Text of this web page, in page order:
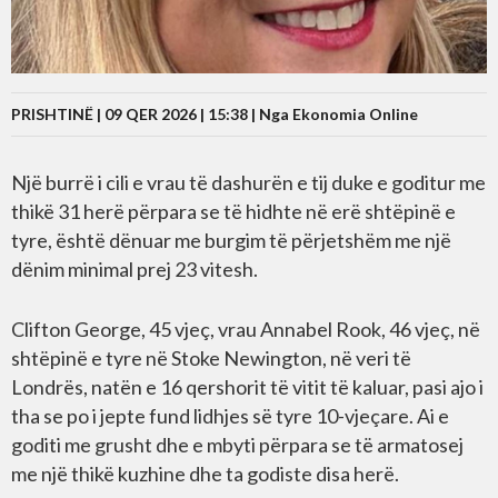
PRISHTINË | 09 QER 2026 | 15:38 | Nga Ekonomia Online
Një burrë i cili e vrau të dashurën e tij duke e goditur me
thikë 31 herë përpara se të hidhte në erë shtëpinë e
tyre, është dënuar me burgim të përjetshëm me një
dënim minimal prej 23 vitesh.
Clifton George, 45 vjeç, vrau Annabel Rook, 46 vjeç, në
shtëpinë e tyre në Stoke Newington, në veri të
Londrës, natën e 16 qershorit të vitit të kaluar, pasi ajo i
tha se po i jepte fund lidhjes së tyre 10-vjeçare. Ai e
goditi me grusht dhe e mbyti përpara se të armatosej
me një thikë kuzhine dhe ta godiste disa herë.